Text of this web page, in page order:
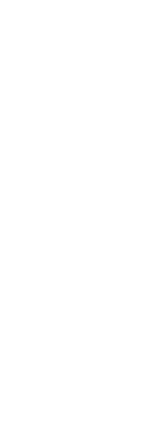
de
ha sido
entre PP y
de
con